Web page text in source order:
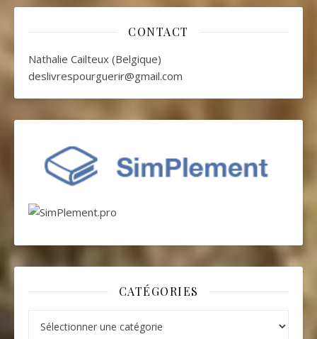
CONTACT
Nathalie Cailteux (Belgique)
deslivrespourguerir@gmail.com
CATÉGORIES